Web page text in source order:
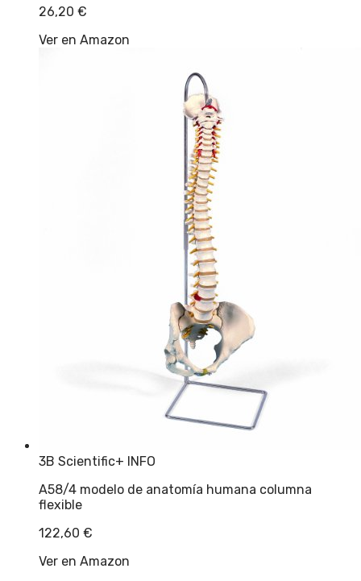
26,20 €
Ver en Amazon
3B Scientific+ INFO
A58/4 modelo de anatomía humana columna
flexible
122,60 €
Ver en Amazon